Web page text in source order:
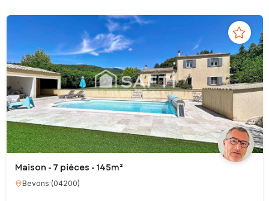
Maison - 7 pièces - 145m²
Bevons (04200)